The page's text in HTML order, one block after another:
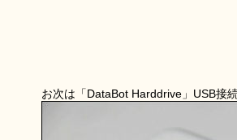
お次は「DataBot Harddrive」USB接